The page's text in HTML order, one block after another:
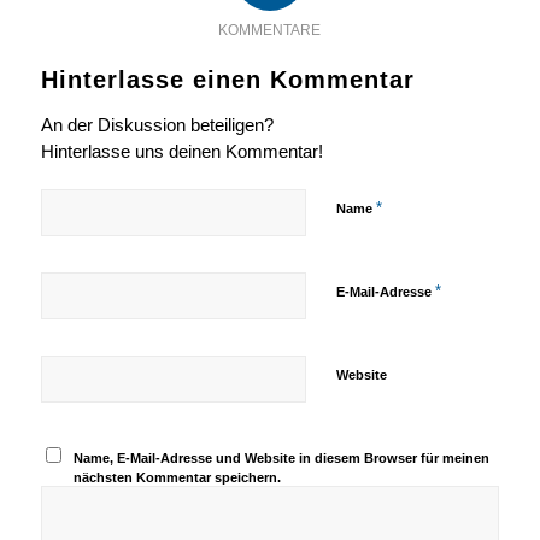
KOMMENTARE
Hinterlasse einen Kommentar
An der Diskussion beteiligen?
Hinterlasse uns deinen Kommentar!
Name *
E-Mail-Adresse *
Website
Name, E-Mail-Adresse und Website in diesem Browser für meinen
nächsten Kommentar speichern.